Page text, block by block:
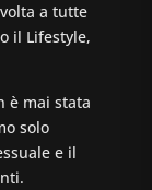
a tutte
il Lifestyle,
è mai stata
solo
e il